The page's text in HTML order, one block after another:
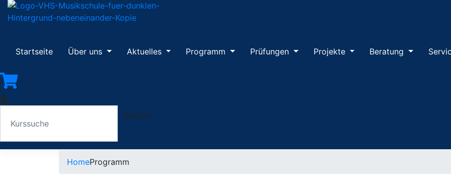
Startseite Über uns Aktuelles Programm Prüfungen Projekte Beratung
Suchen
HomeProgramm